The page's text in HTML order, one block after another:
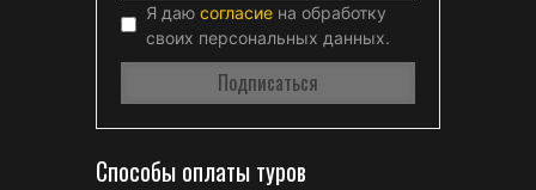
Я даю согласие на обработку
своих персональных данных.
Способы оплаты туров